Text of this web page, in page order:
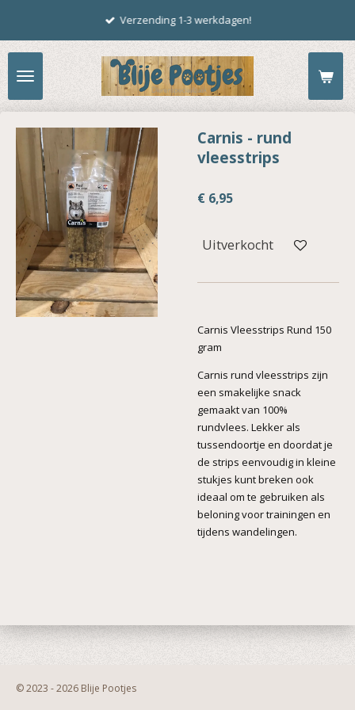
naar
de
hoofdinhoud
Verzending 1-3 werkdagen!
Carnis - rund
vleesstrips
€ 6,95
Uitverkocht
Carnis Vleesstrips Rund 150
gram
Carnis rund vleesstrips zijn
een smakelijke snack
gemaakt van 100%
rundvlees. Lekker als
tussendoortje en doordat je
de strips eenvoudig in kleine
stukjes kunt breken ook
ideaal om te gebruiken als
beloning voor trainingen en
tijdens wandelingen.
© 2023 - 2026 Blije Pootjes